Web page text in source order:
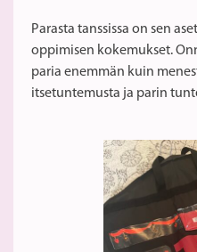
Parasta tanssissa on sen
oppimisen kokemukset.
paria enemmän kuin
itsetuntemusta ja parin